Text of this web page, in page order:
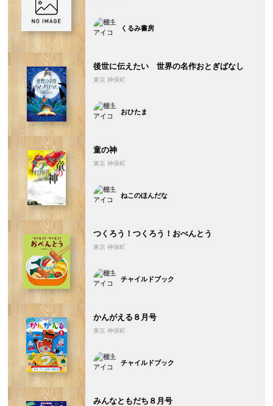
くるみ書房
後世に伝えたい 世界の名作おとぎばなし
東京 神保町
おひたま
童の神
東京 神保町
ねこのほんだな
つくろう！つくろう！おべんとう
東京 神保町
チャイルドブック
かんがえる８月号
東京 神保町
チャイルドブック
みんなともだち８月号